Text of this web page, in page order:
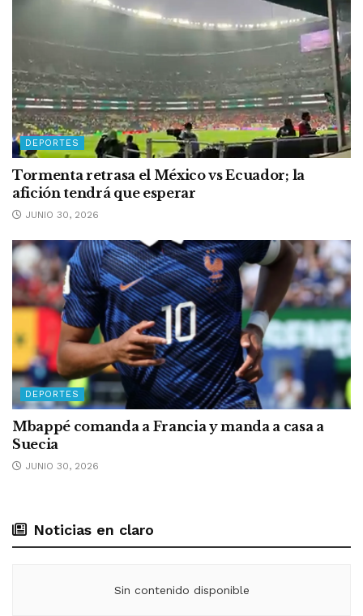
DEPORTES
Tormenta retrasa el México vs Ecuador; la
afición tendrá que esperar
JUNIO 30, 2026
DEPORTES
Mbappé comanda a Francia y manda a casa a
Suecia
JUNIO 30, 2026
Noticias en claro
Sin contenido disponible